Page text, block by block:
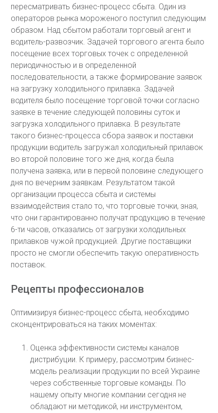
пересматривать бизнес-процесс сбыта. Один из
операторов рынка мороженого поступил следующим
образом. Над сбытом работали торговый агент и
водитель-развозчик. Задачей торгового агента было
посещение всех торговых точек с определенной
периодичностью и в определенной
последовательности, а также формирование заявок
на загрузку холодильного прилавка. Задачей
водителя было посещение торговой точки согласно
заявке в течение следующей половины суток и
загрузка холодильного прилавка. В результате
такого бизнес-процесса сбора заявок и поставки
продукции водитель загружал холодильный прилавок
во второй половине того же дня, когда была
получена заявка, или в первой половине следующего
дня по вечерним заявкам. Результатом такой
организации процесса сбыта и системы
взаимодействия стало то, что торговые точки, зная,
что они гарантированно получат продукцию в течение
6-ти часов, отказались от загрузки холодильных
прилавков чужой продукцией. Другие поставщики
просто не смогли обеспечить такую оперативность
поставок.
Рецепты профессионалов
Оптимизируя бизнес-процесс сбыта, необходимо
сконцентрироваться на таких моментах:
Оценка эффективности системы каналов
дистрибуции. К примеру, рассмотрим бизнес-
модель реализации продукции по всей Украине
через собственные торговые команды. По
нашему опыту многие компании сегодня не
обладают ни методикой, ни инструментом,